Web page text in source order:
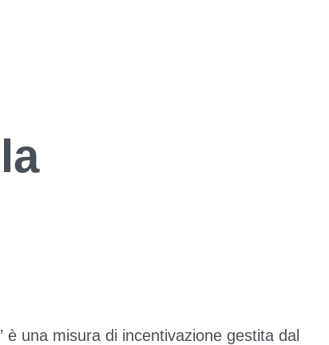
una misura di incentivazione gestita dal